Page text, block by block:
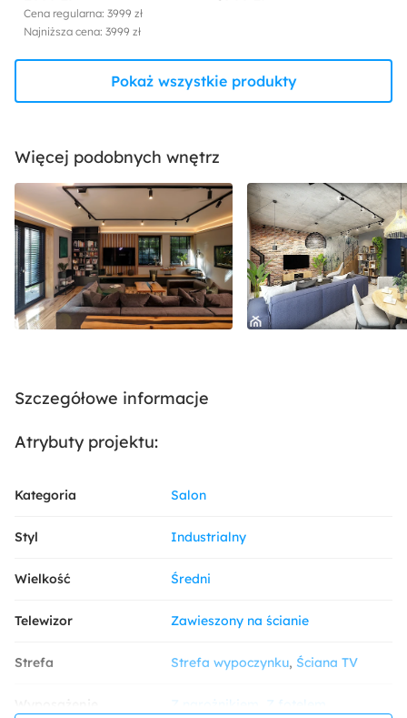
sztruks prawostronny
Cena regularna: 3999 zł
Najniższa cena: 3999 zł
Pokaż wszystkie produkty
Więcej podobnych wnętrz
Szczegółowe informacje
Atrybuty projektu:
Kategoria Salon
Styl Industrialny
Wielkość Średni
Telewizor Zawieszony na ścianie
Strefa Strefa wypoczynku Ściana TV
Z narożnikiem Z fotelem